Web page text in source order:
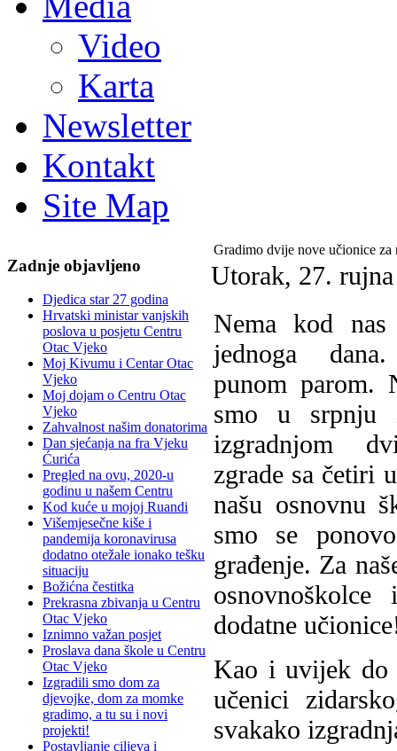
Video
Karta
Newsletter
Kontakt
Site Map
Zadnje objavljeno
Djedica star 27 godina
Hrvatski ministar vanjskih
poslova u posjetu Centru
Otac Vjeko
Moj Kivumu i Centar Otac
Vjeko
Moj dojam o Centru Otac
Vjeko
Zahvalnost našim donatorima
Dan sjećanja na fra Vjeku
Ćurića
Pregled na ovu, 2020-u
godinu u našem Centru
Kod kuće u mojoj Ruandi
Višemjesečne kiše i
pandemija koronavirusa
dodatno otežale ionako tešku
situaciju
Božićna čestitka
Prekrasna zbivanja u Centru
Otac Vjeko
Iznimno važan posjet
Proslava dana škole u Centru
Otac Vjeko
Izgradili smo dom za
djevojke, dom za momke
gradimo, a tu su i novi
projekti!
Postavljanje ciljeva i
Gradimo dvije nove učionice za
Utorak, 27.
Nema kod
jednoga
punom parom.
smo u srpnju
izgradnjom
zgrade sa četiri
našu osnovnu
smo se
građenje. Za
dodatne
Kao i uvijek do
učenici
svakako